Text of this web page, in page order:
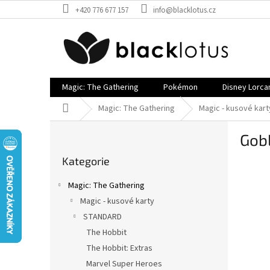
na
+420 776 677 157 info@blacklotus.cz
Magic: The Gathering Pokémon Disney
Domů Magic: The Gathering Magic - kusové
kategorie
Kategorie
Magic: The Gathering
Magic - kusové karty
STANDARD
The Hobbit
The Hobbit: Extras
Marvel Super Heroes